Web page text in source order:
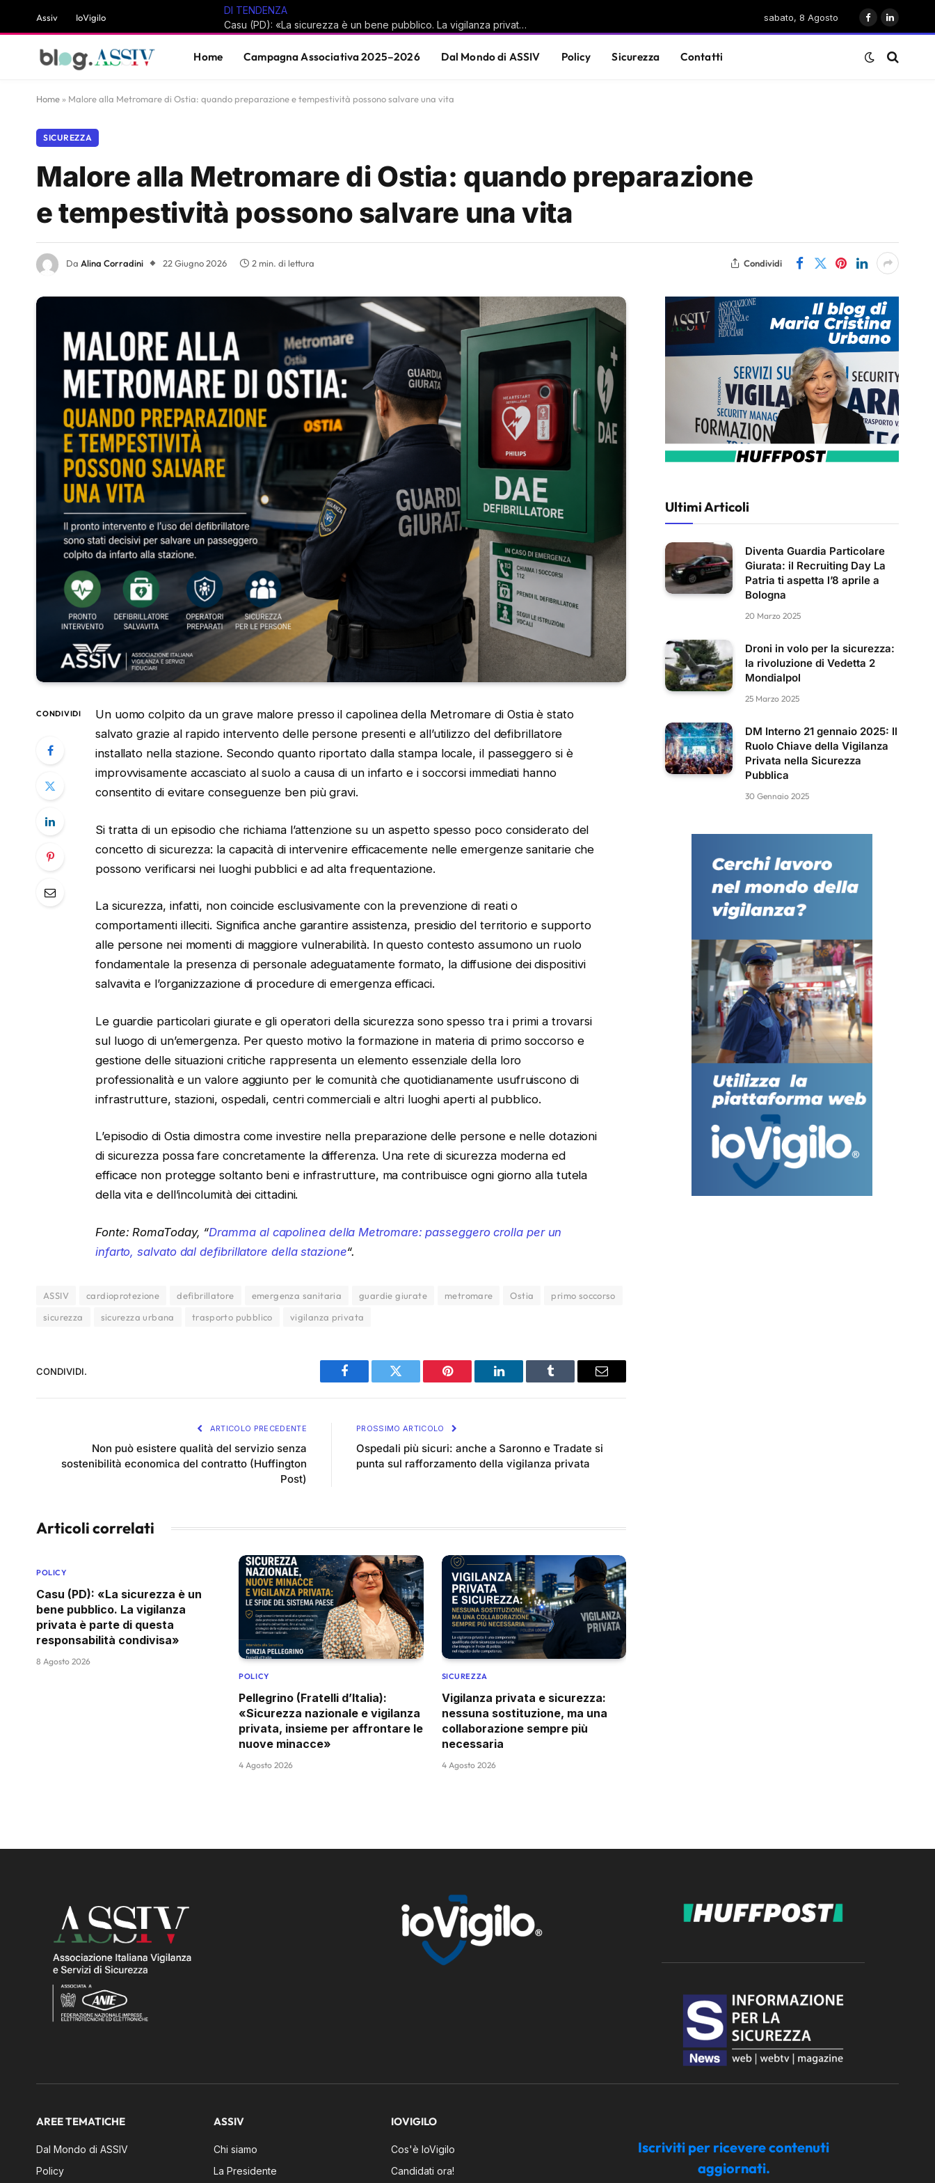
Assiv IoVigilo
DI TENDENZA
Casu (PD): «La sicurezza è un bene pubblico. La vigilanza privata è parte di questa responsabilità condivisa»
sabato, 8 Agosto
Facebook
LinkedIn
Home Campagna Associativa 2025–2026 Dal Mondo di ASSIV Policy Sicurezza Contatti
Home » Malore alla Metromare di Ostia: quando preparazione e tempestività possono salvare una vita
SICUREZZA
Malore alla Metromare di Ostia: quando preparazione
e tempestività possono salvare una vita
Da Alina Corradini 22 Giugno 2026 2 min. di lettura Condividi
CONDIVIDI
Un uomo colpito da un grave malore presso il capolinea della Metromare di Ostia è stato
salvato grazie al rapido intervento delle persone presenti e all’utilizzo del defibrillatore
installato nella stazione. Secondo quanto riportato dalla stampa locale, il passeggero si è
improvvisamente accasciato al suolo a causa di un infarto e i soccorsi immediati hanno
consentito di evitare conseguenze ben più gravi.
Si tratta di un episodio che richiama l’attenzione su un aspetto spesso poco considerato del
concetto di sicurezza: la capacità di intervenire efficacemente nelle emergenze sanitarie che
possono verificarsi nei luoghi pubblici e ad alta frequentazione.
La sicurezza, infatti, non coincide esclusivamente con la prevenzione di reati o
comportamenti illeciti. Significa anche garantire assistenza, presidio del territorio e supporto
alle persone nei momenti di maggiore vulnerabilità. In questo contesto assumono un ruolo
fondamentale la presenza di personale adeguatamente formato, la diffusione dei dispositivi
salvavita e l’organizzazione di procedure di emergenza efficaci.
Le guardie particolari giurate e gli operatori della sicurezza sono spesso tra i primi a trovarsi
sul luogo di un’emergenza. Per questo motivo la formazione in materia di primo soccorso e
gestione delle situazioni critiche rappresenta un elemento essenziale della loro
professionalità e un valore aggiunto per le comunità che quotidianamente usufruiscono di
infrastrutture, stazioni, ospedali, centri commerciali e altri luoghi aperti al pubblico.
L’episodio di Ostia dimostra come investire nella preparazione delle persone e nelle dotazioni
di sicurezza possa fare concretamente la differenza. Una rete di sicurezza moderna ed
efficace non protegge soltanto beni e infrastrutture, ma contribuisce ogni giorno alla tutela
della vita e dell’incolumità dei cittadini.
Fonte: RomaToday, “Dramma al capolinea della Metromare: passeggero crolla per un
infarto, salvato dal defibrillatore della stazione“.
ASSIV cardioprotezione defibrillatore emergenza sanitaria guardie giurate metromare Ostia
primo soccorso
sicurezza
sicurezza urbana trasporto pubblico vigilanza privata
CONDIVIDI.
Facebook Twitter Pinterest LinkedIn Tumblr Email
ARTICOLO PRECEDENTE
Non può esistere qualità del servizio senza
sostenibilità economica del contratto (Huffington
Post)
PROSSIMO ARTICOLO
Ospedali più sicuri: anche a Saronno e Tradate si
punta sul rafforzamento della vigilanza privata
Articoli correlati
POLICY
Casu (PD): «La sicurezza è un
bene pubblico. La vigilanza
privata è parte di questa
responsabilità condivisa»
8 Agosto 2026
POLICY
Pellegrino (Fratelli d’Italia):
«Sicurezza nazionale e vigilanza
privata, insieme per affrontare le
nuove minacce»
4 Agosto 2026
SICUREZZA
Vigilanza privata e sicurezza:
nessuna sostituzione, ma una
collaborazione sempre più
necessaria
4 Agosto 2026
Ultimi Articoli
Diventa Guardia Particolare
Giurata: il Recruiting Day La
Patria ti aspetta l’8 aprile a
Bologna
20 Marzo 2025
Droni in volo per la sicurezza:
la rivoluzione di Vedetta 2
Mondialpol
25 Marzo 2025
DM Interno 21 gennaio 2025: Il
Ruolo Chiave della Vigilanza
Privata nella Sicurezza
Pubblica
30 Gennaio 2025
AREE TEMATICHE
Dal Mondo di ASSIV
Policy
ASSIV
Chi siamo
La Presidente
IOVIGILO
Cos'è IoVigilo
Candidati ora!
Iscriviti per ricevere contenuti
aggiornati.